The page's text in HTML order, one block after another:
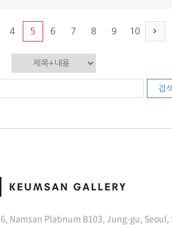
4 5 6 7 8 9 10
검
Namsan Platinum B103, Jung-gu, Seoul,